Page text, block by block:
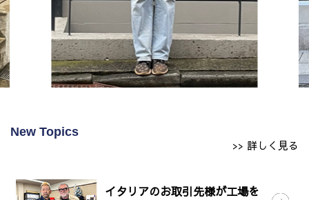
New Topics
>> 詳しく見る
イタリアのお取引先様が工場を